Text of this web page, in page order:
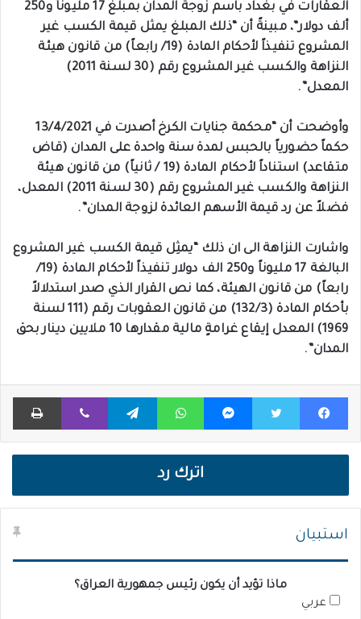
العقارات في بغداد باسم زوجة المدان بمبلغ 17 مليوناً و250
ألف دولار”، مبينةً أن “ذلك المبلغ يمثل قيمة الكسب غير
المشروع تنفيذاً لأحكام المادة (19/ رابعاً) من قانون هيئة
النزاهة والكسب غير المشروع رقم (30 لسنة 2011)
المعدل”.
وأوضحت أن “محكمة جنايات الكرخ أصدرت في 13/4/2021
حكماً حضورياً بالحبس لمدة سنة واحدة على المدان (قاض
متقاعد) استناداً لأحكام المادة (19 / ثانياً) من قانون هيئة
النزاهة والكسب غير المشروع رقم (30 لسنة 2011) المعدل،
فضلاً عن رد قيمة الأسهم العائدة لزوجة المدان”.
واشارت النزاهة الى ان ذلك “يمثِل قيمة الكسب غير المشروع
البالغة 17 مليوناً و250 الف دولار تنفيذاً لأحكام المادة (19/
رابعاً) من قانون الهيئة، كما نص القرار الذي صدر استدلالاً
بأحكام المادة (132/3) من قانون العقوبات رقم (111 لسنة
1969) المعدل إيقاع غرامةٍ مالية مقدارها 10 ملايين دينار بحق
المدان”.
فيسبوك تويتر ماسنجر واتساب تيلقرام ڤايبر
اترك رد
استبيان
ماذا تؤيد أن يكون رئيس جمهورية العراق؟
عربي